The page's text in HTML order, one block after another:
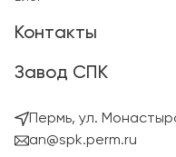
Контакты
Завод СПК
Пермь, ул.
an@spk.perm.ru